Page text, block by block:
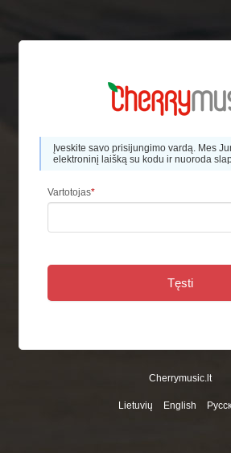
Įveskite savo prisijungimo vardą. Меs
elektroninį laišką su kodu ir nuoroda
Vartotojas*
Tęsti
Cherrymusic.lt
Lietuvių English